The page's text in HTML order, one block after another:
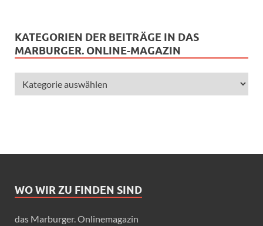
KATEGORIEN DER BEITRÄGE IN DAS
MARBURGER. ONLINE-MAGAZIN
WO WIR ZU FINDEN SIND
das Marburger. Onlinemagazin